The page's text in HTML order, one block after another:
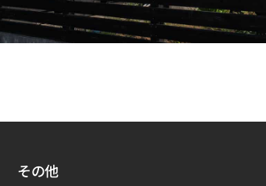
その他